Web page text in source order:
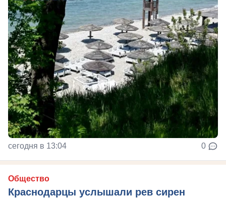
сегодня в 13:04 0
Общество
Краснодарцы услышали рев сирен